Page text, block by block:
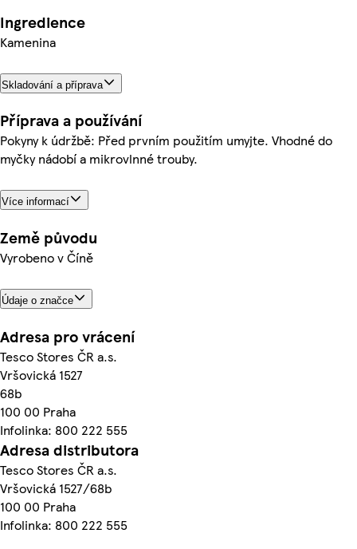
Ingredience
Kamenina
Skladování a příprava
Příprava a používání
Pokyny k údržbě: Před prvním použitím umyjte. Vhodné do
myčky nádobí a mikrovlnné trouby.
Více informací
Země původu
Vyrobeno v Číně
Údaje o značce
Adresa pro vrácení
Tesco Stores ČR a.s.
Vršovická 1527
68b
100 00 Praha
Infolinka: 800 222 555
Adresa distributora
Tesco Stores ČR a.s.
Vršovická 1527/68b
100 00 Praha
Infolinka: 800 222 555